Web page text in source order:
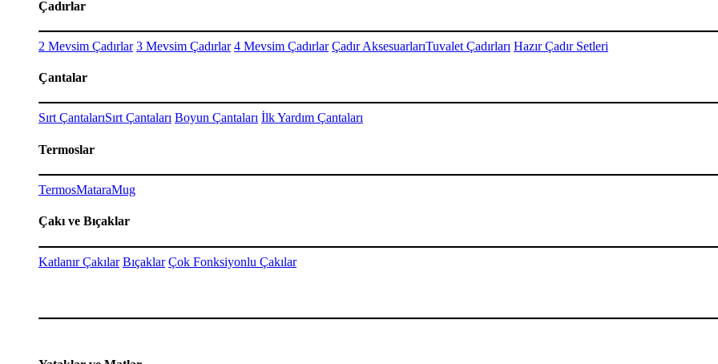
Çadırlar
2 Mevsim Çadırlar 3 Mevsim Çadırlar 4 Mevsim Çadırlar Çadır AksesuarlarıTuvalet Çadırları Hazır Çadır Setleri
Çantalar
Sırt ÇantalarıSırt Çantaları Boyun Çantaları İlk Yardım Çantaları
Termoslar
TermosMataraMug
Çakı ve Bıçaklar
Katlanır Çakılar Bıçaklar Çok Fonksiyonlu Çakılar